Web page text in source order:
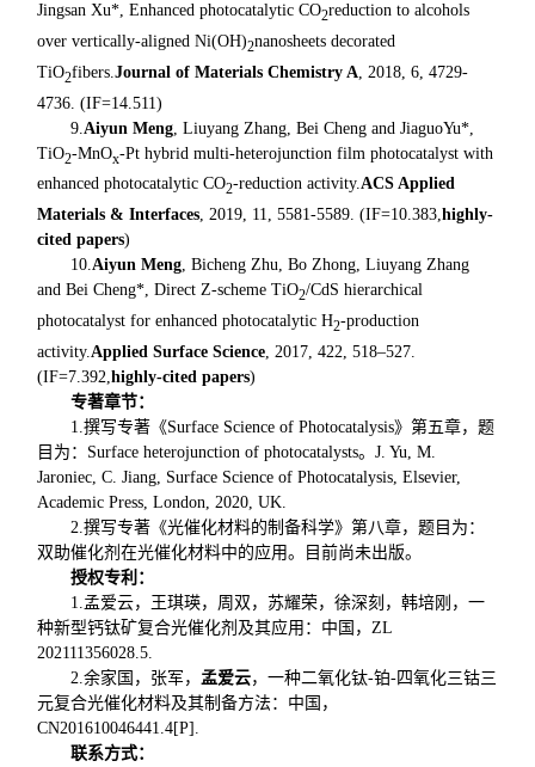
Jingsan Xu*, Enhanced photocatalytic CO2reduction to alcohols
over vertically-aligned Ni(OH)2nanosheets decorated
TiO2fibers.Journal of Materials Chemistry A , 2018, 6, 4729-
4736. (IF=14.511)
9. Aiyun Meng , Liuyang Zhang, Bei Cheng and JiaguoYu*,
TiO2-MnOx-Pt hybrid multi-heterojunction film photocatalyst with
enhanced photocatalytic CO2-reduction activity.ACS Applied
Materials & Interfaces, 2019, 11, 5581-5589. (IF=10.383,highly-
cited papers)
10.Aiyun Meng, Bicheng Zhu, Bo Zhong, Liuyang Zhang
and Bei Cheng*, Direct Z-scheme TiO2/CdS hierarchical
photocatalyst for enhanced photocatalytic H2-production
activity. Applied Surface Science , 2017, 422, 518–527.
(IF=7.392,highly-cited papers)
专著章节：
1.撰写专著《Surface Science of Photocatalysis》第五章，题
目为：Surface heterojunction of photocatalysts。J. Yu, M.
Jaroniec, C. Jiang, Surface Science of Photocatalysis, Elsevier,
Academic Press, London, 2020, UK.
2.撰写专著《光催化材料的制备科学》第八章，题目为：
双助催化剂在光催化材料中的应用。目前尚未出版。
授权专利：
1.孟爱云，王琪瑛，周双，苏耀荣，徐深刻，韩培刚，一
种新型钙钛矿复合光催化剂及其应用：中国，ZL
202111356028.5.
2.余家国，张军， 孟爱云，一种二氧化钛-铂-四氧化三钴三
元复合光催化材料及其制备方法：中国，
CN201610046441.4[P].
联系方式：